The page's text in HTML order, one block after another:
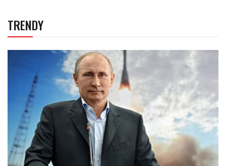
TRENDY